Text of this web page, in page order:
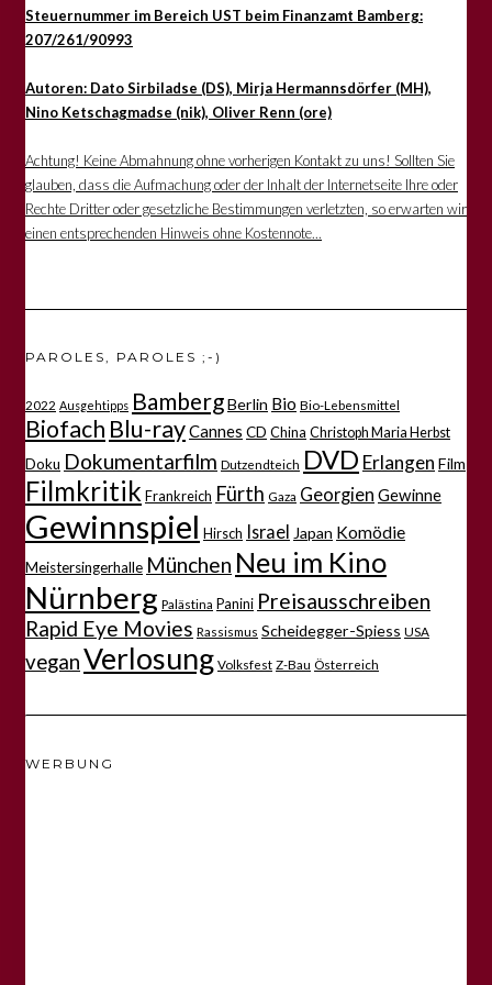
Steuernummer im Bereich UST beim Finanzamt Bamberg:
207/261/90993
Autoren: Dato Sirbiladse (DS), Mirja Hermannsdörfer (MH),
Nino Ketschagmadse (nik), Oliver Renn (ore)
Achtung! Keine Abmahnung ohne vorherigen Kontakt zu uns! Sollten Sie
glauben, dass die Aufmachung oder der Inhalt der Internetseite Ihre oder
Rechte Dritter oder gesetzliche Bestimmungen verletzten, so erwarten wir
einen entsprechenden Hinweis ohne Kostennote...
PAROLES, PAROLES ;-)
2022 Ausgehtipps BambergBerlin Bio Bio-Lebensmittel
Biofach Blu-rayCannes CD China Christoph Maria Herbst
Doku Dokumentarfilm Dutzendteich DVD Erlangen Film
Filmkritik Frankreich Fürth Gaza Georgien Gewinne
Gewinnspiel Hirsch Israel Japan Komödie
Meistersingerhalle München Neu im Kino
Nürnberg Palästina Panini Preisausschreiben
Rapid Eye Movies Rassismus Scheidegger-Spiess USA
veganVerlosung Volksfest Z-Bau Österreich
WERBUNG